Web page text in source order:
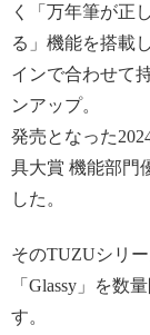
く「万年筆が正
る」機能を搭載
インで合わせて
ンアップ。
発売となった
具大賞 機能部門
した。
そのTUZUシリ
「Glassy」を数
す。